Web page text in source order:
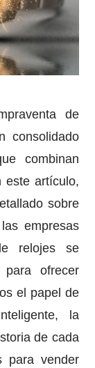
de
consolidado
combinan
este artículo,
sobre
empresas
relojes se
ofrecer
el papel de
la
de cada
para vender